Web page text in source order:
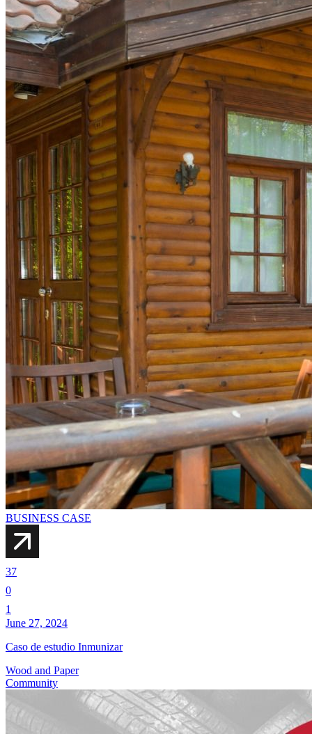
BUSINESS CASE
37
0
1
June 27, 2024
Caso de estudio Inmunizar
Wood and Paper
Community